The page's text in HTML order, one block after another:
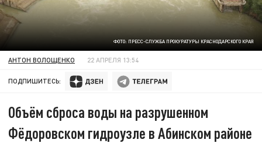
ФОТО: ПРЕСС-СЛУЖБА ПРОКУРАТУРЫ КРАСНОДАРСКОГО КРАЯ
АНТОН ВОЛОЩЕНКО 22 АПРЕЛЯ 13:54
ПОДПИШИТЕСЬ:
Объём сброса воды на разрушенном
Фёдоровском гидроузле в Абинском районе